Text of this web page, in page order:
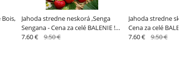
Bois,
Jahoda stredne neskorá ,Senga
Sengana - Cena za celé BALENIE !
[K-④]
7.60 € 9.50 €
Jahoda stredne skorá
Cena za celé BALENIE
7.60 € 9.50 €